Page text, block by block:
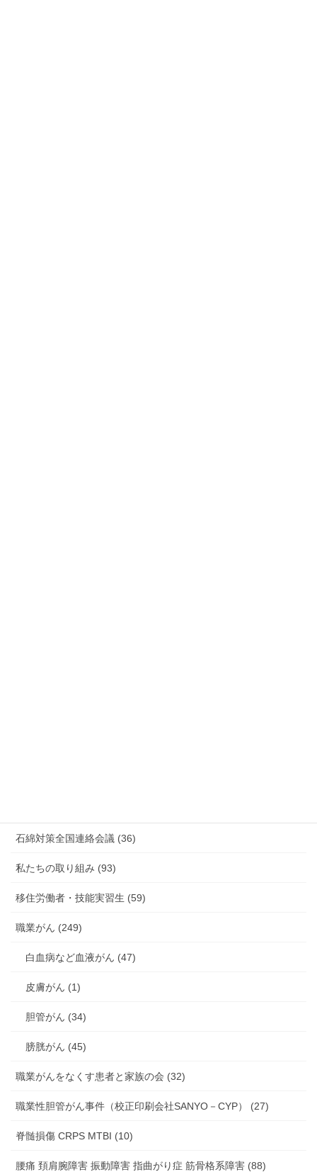
石綿対策全国連絡会議 (36)
私たちの取り組み (93)
移住労働者・技能実習生 (59)
職業がん (249)
白血病など血液がん (47)
皮膚がん (1)
胆管がん (34)
膀胱がん (45)
職業がんをなくす患者と家族の会 (32)
職業性胆管がん事件（校正印刷会社SANYO－CYP） (27)
脊髄損傷 CRPS MTBI (10)
腰痛 頚肩腕障害 振動障害 指曲がり症 筋骨格系障害 (88)